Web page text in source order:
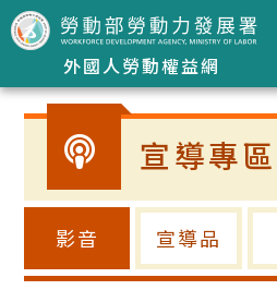
跳到主要內容區塊
外國人勞動權益網
宣導專區
影音 宣導品